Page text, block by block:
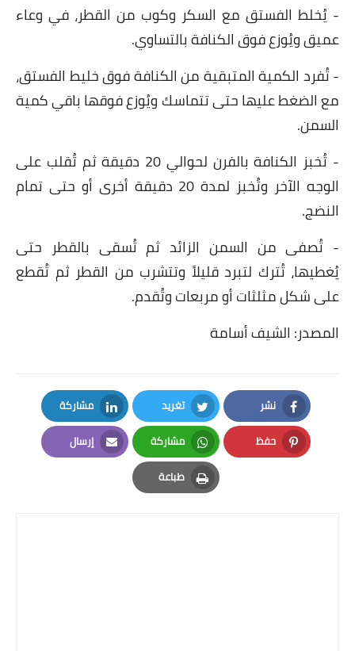
كُتب وصفات مجاني
الطهاة العرب
مقالات
مسابقة المجلة
نصيحة اليوم
- يُخلط الفستق مع السكر وكوب من القطر، في وعاء
عميق ويُوزع فوق الكنافة بالتساوي.
- تُفرد الكمية المتبقية من الكنافة فوق خليط الفستق،
مع الضغط عليها حتى تتماسك ويُوزع فوقها باقي كمية
السمن.
- تُخبز الكنافة بالفرن لحوالي 20 دقيقة ثم تُقلب على
الوجه الآخر وتُخبز لمدة 20 دقيقة أخرى أو حتى تمام
النضج.
- تُصفى من السمن الزائد ثم تُسقى بالقطر حتى
يُغطيها، تُترك لتبرد قليلاً وتتشرب من القطر ثم تُقطع
على شكل مثلثات أو مربعات وتُقدم.
المصدر: الشيف أسامة
نشر
Facebook
تغريد
Twitter
مشاركة
LinkedIn
حفظ
Pinterest
مشاركة
Whatsapp
إرسال
Email
طباعة
Print